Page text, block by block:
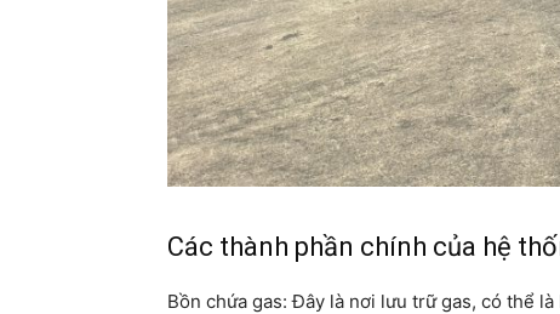
Các thành phần chính của hệ
Bồn chứa gas: Đây là nơi lưu trữ gas, có thể